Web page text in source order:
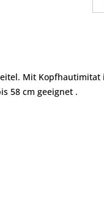
Mit
58 cm geeignet .